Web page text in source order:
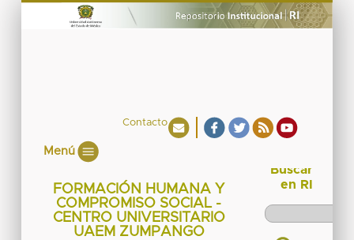
Contacto
Menú
FORMACIÓN HUMANA Y
COMPROMISO SOCIAL -
CENTRO UNIVERSITARIO
UAEM ZUMPANGO
Buscar
en RI